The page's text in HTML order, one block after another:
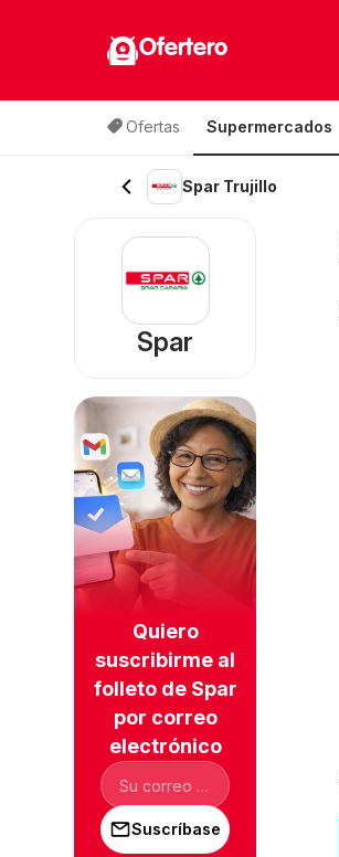
Ofertero
Ofertas Supermercados
Spar Trujillo
Spar
Quiero
suscribirme al
folleto de Spar
por correo
electrónico
Suscríbase